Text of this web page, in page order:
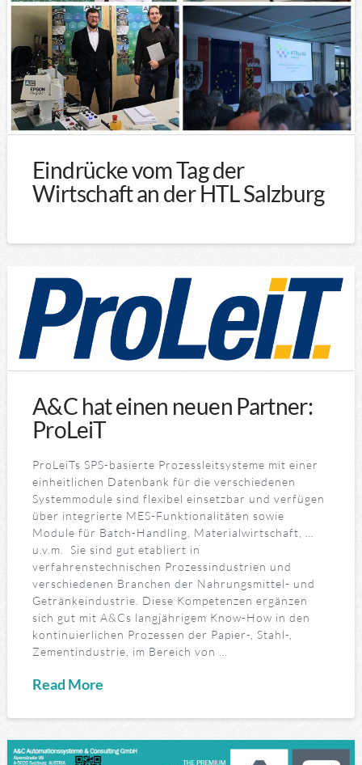
Eindrücke vom Tag der
Wirtschaft an der HTL Salzburg
A&C hat einen neuen Partner:
ProLeiT
ProLeiTs SPS-basierte Prozessleitsysteme mit einer
einheitlichen Datenbank für die verschiedenen
Systemmodule sind flexibel einsetzbar und verfügen
über integrierte MES-Funktionalitäten sowie
Module für Batch-Handling, Materialwirtschaft, …
u.v.m. Sie sind gut etabliert in
verfahrenstechnischen Prozessindustrien und
verschiedenen Branchen der Nahrungsmittel- und
Getränkeindustrie. Diese Kompetenzen ergänzen
sich gut mit A&Cs langjährigem Know-How in den
kontinuierlichen Prozessen der Papier-, Stahl-,
Zementindustrie, im Bereich von …
Read More